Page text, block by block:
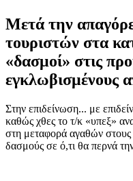
Μετά την
τουριστών στα
«δασμοί» στις
εγκλωβισμένους
Στην επιδείνωση... με
καθώς χθες το τ/κ «υπεξ»
στη μεταφορά αγαθών στους
δασμούς σε ό,τι θα περνά